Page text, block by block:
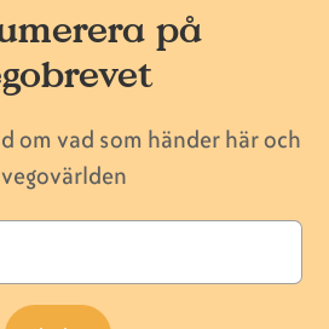
på
om vad som händer här och